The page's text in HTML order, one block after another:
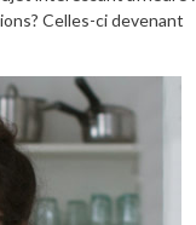
Celles-ci devenant